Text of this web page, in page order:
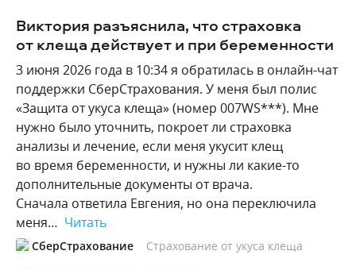
Виктория разъяснила, что страховка
от клеща действует и при беременности
3 июня 2026 года в 10:34 я обратилась в онлайн-чат
поддержки СберСтрахования. У меня был полис
«Защита от укуса клеща» (номер 007WS***). Мне
нужно было уточнить, покроет ли страховка
анализы и лечение, если меня укусит клещ
во время беременности, и нужны ли какие-то
дополнительные документы от врача.
Сначала ответила Евгения, но она переключила
меня… Читать
СберСтрахование Страхование от укуса клеща